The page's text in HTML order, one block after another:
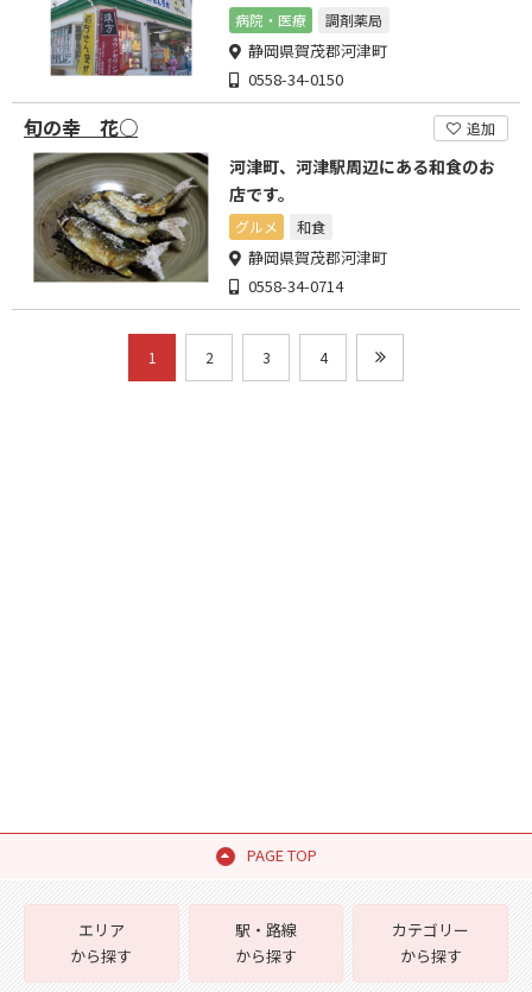
病院・医療 調剤薬局
静岡県賀茂郡河津町
0558-34-0150
旬の幸 花○ 追加
河津町、河津駅周辺にある和食のお
店です。
グルメ 和食
静岡県賀茂郡河津町
0558-34-0714
1 2 3 4
PAGE TOP
エリア
から探す
駅・路線
から探す
カテゴリー
から探す